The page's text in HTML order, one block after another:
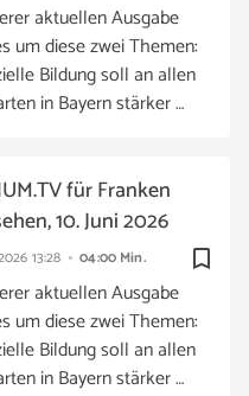
aktuellen Ausgabe
um diese zwei Themen:
Bildung soll an allen
in Bayern stärker …
bookmark_border
13:28 04:00 Min.
für Franken
10. Juni 2026
aktuellen Ausgabe
um diese zwei Themen:
Bildung soll an allen
in Bayern stärker …